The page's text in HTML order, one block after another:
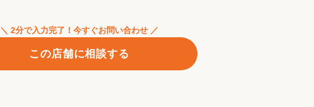
＼ 2分で入力完了！今すぐお問い合わせ ／
この店舗に相談する